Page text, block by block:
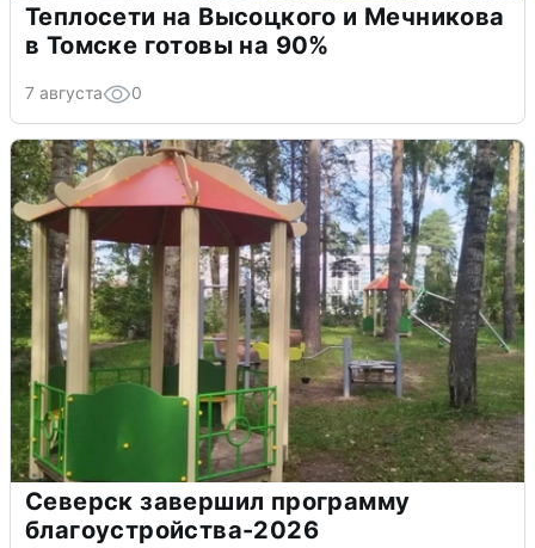
Теплосети на Высоцкого и Мечникова
в Томске готовы на 90%
7 августа 0
Северск завершил программу
благоустройства-2026